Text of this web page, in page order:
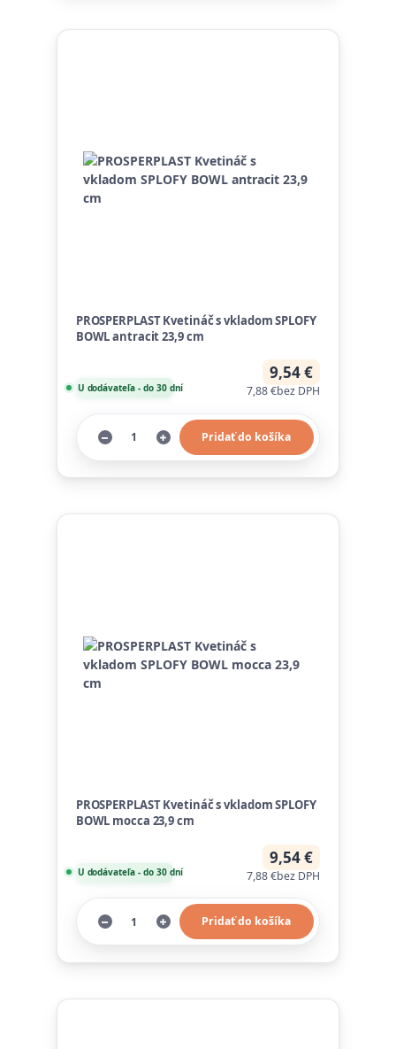
PROSPERPLAST Kvetináč s vkladom SPLOFY
BOWL antracit 23,9 cm
9,54 €
7,88 €bez DPH
U dodávateľa - do 30 dní
Pridať do košíka
PROSPERPLAST Kvetináč s vkladom SPLOFY
BOWL mocca 23,9 cm
9,54 €
7,88 €bez DPH
U dodávateľa - do 30 dní
Pridať do košíka